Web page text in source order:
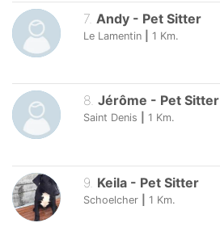
7. Andy - Pet Sitter
Le Lamentin 1 Km.
8. Jérôme - Pet Sitter
Saint Denis 1 Km.
9 Keila - Pet Sitter
Schoelcher 1 Km.